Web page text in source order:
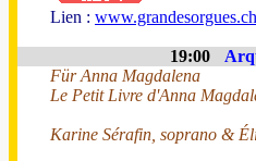
Lien :
19:00
Für Anna Magdalena
Le Petit Livre d'Anna
Karine Sérafin, soprano &